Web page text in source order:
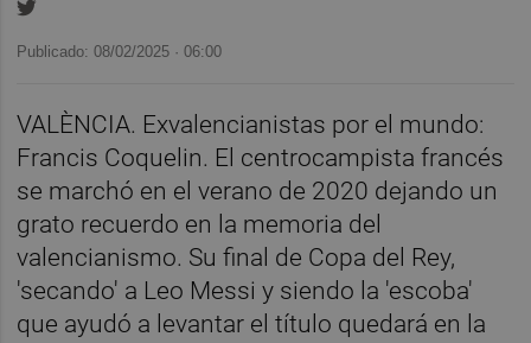
Publicado: 08/02/2025 ·06:00
VALÈNCIA. Exvalencianistas por el mundo:
Francis Coquelin. El centrocampista francés
se marchó en el verano de 2020 dejando un
grato recuerdo en la memoria del
valencianismo. Su final de Copa del Rey,
'secando' a Leo Messi y siendo la 'escoba'
que ayudó a levantar el título quedará en la